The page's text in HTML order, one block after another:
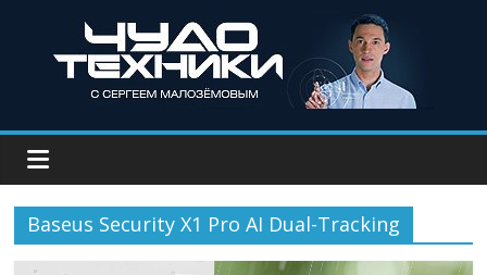
Baseus Security X1 Pro AI Dual-Tracking